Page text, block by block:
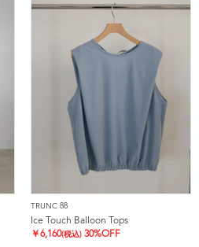
TRUNC 88
Ice Touch Balloon Tops
￥6,160(税込) 30%OFF